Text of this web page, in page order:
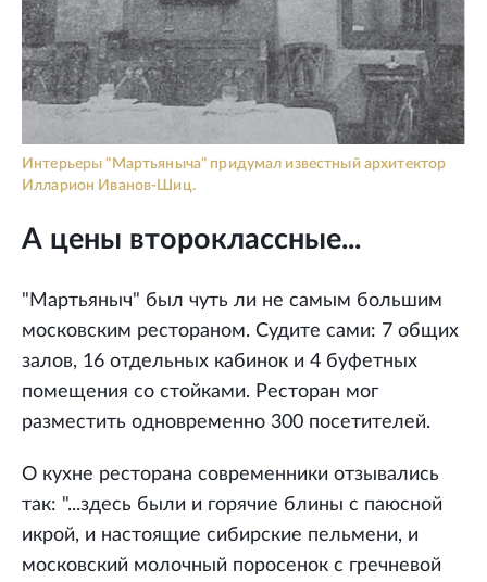
Интерьеры "Мартьяныча" придумал известный архитектор
Илларион Иванов-Шиц.
А цены второклассные...
"Мартьяныч" был чуть ли не самым большим
московским рестораном. Судите сами: 7 общих
залов, 16 отдельных кабинок и 4 буфетных
помещения со стойками. Ресторан мог
разместить одновременно 300 посетителей.
О кухне ресторана современники отзывались
так: "...здесь были и горячие блины с паюсной
икрой, и настоящие сибирские пельмени, и
московский молочный поросенок с гречневой